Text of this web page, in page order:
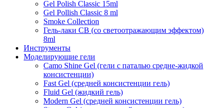
Gel Polish Classic 15ml
Gel Pollish Classic 8 ml
Smoke Collection
Гель-лаки СВ (со светоотражающим эффектом)
8ml
Инструменты
Моделирующие гели
Camo Shine Gel (гели с паталью средне-жидкой
консистенции)
Fast Gel (средней консистенции гель)
Fluid Gel (жидкий гель)
Modern Gel (средней консистенции гель)